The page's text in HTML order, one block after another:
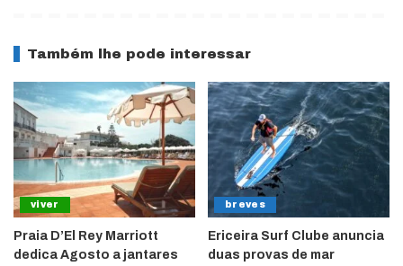
Também lhe pode interessar
viver
Praia D’El Rey Marriott
dedica Agosto a jantares
breves
Ericeira Surf Clube anuncia
duas provas de mar